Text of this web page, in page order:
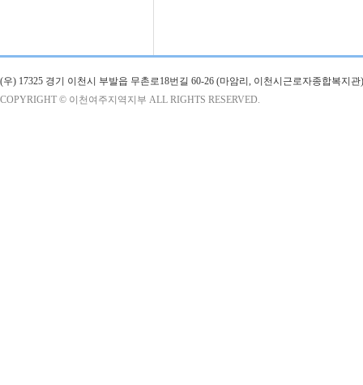
(우) 17325 경기 이천시 부발읍 무촌로18번길 60-26 (마암리, 이천시근로자종합복지관
COPYRIGHT © 이천여주지역지부 ALL RIGHTS RESERVED.